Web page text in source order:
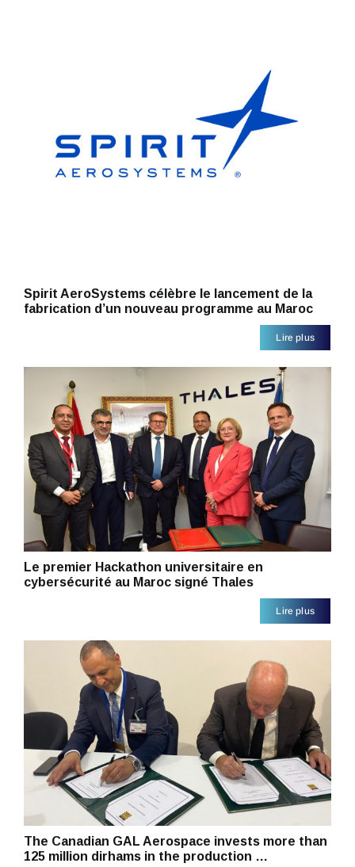
Spirit AeroSystems célèbre le lancement de la
fabrication d’un nouveau programme au Maroc
Lire plus
Le premier Hackathon universitaire en
cybersécurité au Maroc signé Thales
Lire plus
The Canadian GAL Aerospace invests more than
125 million dirhams in the production …